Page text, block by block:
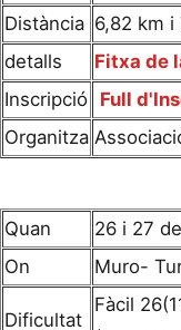
Distància 6,82 km i
detalls
Fitxa de
Inscripció Full
Organitza
Quan
26 i 27
On
Muro-
Dificultat
Fàcil